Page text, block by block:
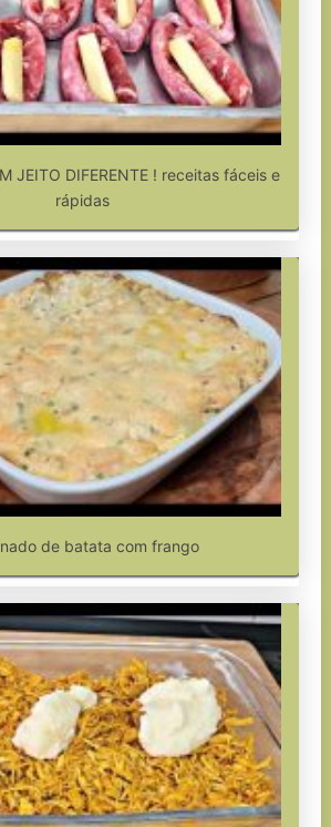
JEITO DIFERENTE ! receitas fáceis e
rápidas
de batata com frango